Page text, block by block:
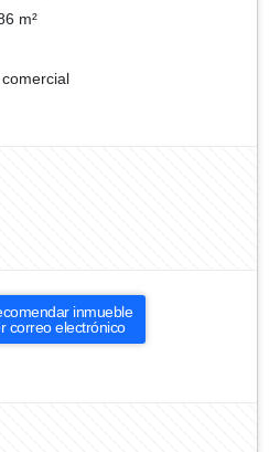
m²
inmueble
correo electrónico